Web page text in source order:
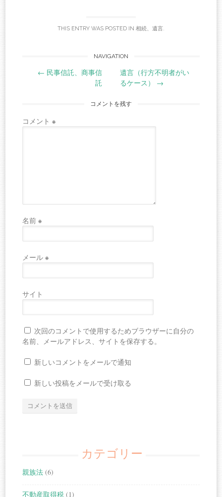
THIS ENTRY WAS POSTED IN 相続、遺言.
NAVIGATION
← 民事信託、商事信
託
遺言（行方不明者がい
るケース） →
コメントを残す
コメント※
名前※
メール※
サイト
次回のコメントで使用するためブラウザーに自分の
名前、メールアドレス、サイトを保存する。
新しいコメントをメールで通知
新しい投稿をメールで受け取る
カテゴリー
親族法 (6)
不動産取得税 (1)